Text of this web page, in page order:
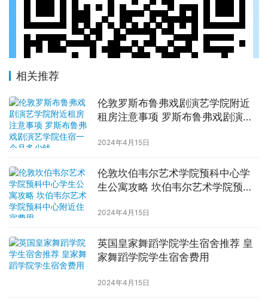
相关推荐
伦敦罗斯布鲁弗戏剧演艺学院附近
租房注意事项 罗斯布鲁弗戏剧演艺
2024年4月15日
伦敦坎伯韦尔艺术学院预科中心学
生公寓攻略 坎伯韦尔艺术学院预科
2024年4月15日
英国皇家舞蹈学院学生宿舍推荐 皇
家舞蹈学院学生宿舍费用
2024年4月15日